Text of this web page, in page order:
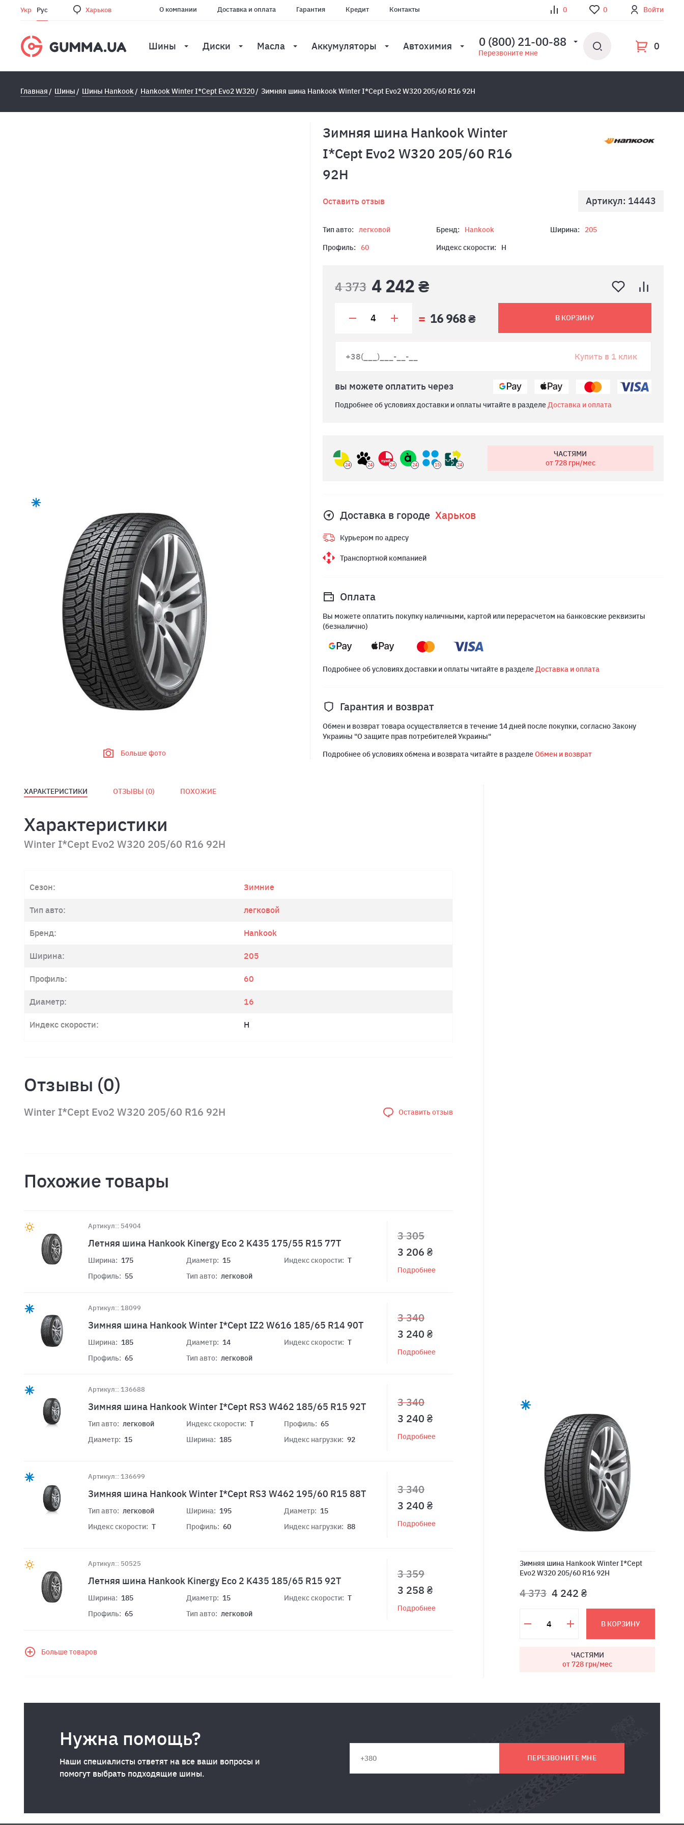
Укр Рус Харьков О компании Доставка и оплата Гарантия Кредит Контакты 0 0 Войти
Шины Диски Масла Аккумуляторы Автохимия 0 (800) 21-00-88
Перезвоните мне
0
Главная Шины Шины Hankook Hankook Winter I*Cept Evo2 W320 Зимняя шина Hankook Winter I*Cept Evo2 W320 205/60 R16 92H
Больше фото
Зимняя шина Hankook Winter
I*Cept Evo2 W320 205/60 R16
92H
Оставить отзыв Артикул: 14443
Тип авто: легковой Бренд: Hankook Ширина:
205
Профиль:
60 Индекс скорости: H
4 373 4 242 ₴
16 968 ₴ В КОРЗИНУ
Купить в 1 клик
вы можете оплатить через
Подробнее об условиях доставки и оплаты читайте в разделеДоставка и оплата
24 24 24 24 15 24
ЧАСТЯМИ
от 728грн/мес
Доставка в городе Харьков
Курьером по адресу
Транспортной компанией
Оплата
Вы можете оплатить покупку наличными, картой или перерасчетом на банковские реквизиты
(безналично)
Подробнее об условиях доставки и оплаты читайте в разделеДоставка и оплата
Гарантия и возврат
Обмен и возврат товара осуществляется в течение 14 дней после покупки, согласно Закону
Украины "О защите прав потребителей Украины"
Подробнее об условиях обмена и возврата читайте в разделеОбмен и возврат
ХАРАКТЕРИСТИКИ ОТЗЫВЫ (0) ПОХОЖИЕ
Характеристики
Winter I*Cept Evo2 W320 205/60 R16 92H
Сезон: Зимние
Тип авто: легковой
Бренд: Hankook
Ширина: 205
Профиль: 60
Диаметр: 16
Индекс скорости: H
Отзывы (0)
Winter I*Cept Evo2 W320 205/60 R16 92H Оставить отзыв
Похожие товары
Артикул:: 54904
Летняя шина Hankook Kinergy Eco 2 K435 175/55 R15 77T
Ширина: 175
Профиль: 55
Диаметр: 15
Тип авто: легковой
Индекс скорости: T
3 305
3 206 ₴
Подробнее
Артикул:: 18099
Зимняя шина Hankook Winter I*Cept IZ2 W616 185/65 R14 90T
Ширина: 185
Профиль: 65
Диаметр: 14
Тип авто: легковой
Индекс скорости: T
3 340
3 240 ₴
Подробнее
Артикул:: 136688
Зимняя шина Hankook Winter I*Cept RS3 W462 185/65 R15 92T
Тип авто: легковой
Диаметр: 15
Индекс скорости: T
Ширина: 185
Профиль: 65
Индекс нагрузки: 92
3 340
3 240 ₴
Подробнее
Артикул:: 136699
Зимняя шина Hankook Winter I*Cept RS3 W462 195/60 R15 88T
Тип авто: легковой
Индекс скорости: T
Ширина: 195
Профиль: 60
Диаметр: 15
Индекс нагрузки: 88
3 340
3 240 ₴
Подробнее
Артикул:: 50525
Летняя шина Hankook Kinergy Eco 2 K435 185/65 R15 92T
Ширина: 185
Профиль: 65
Диаметр: 15
Тип авто: легковой
Индекс скорости: T
3 359
3 258 ₴
Подробнее
Больше товаров
Зимняя шина Hankook Winter I*Cept
Evo2 W320 205/60 R16 92H
4 373 4 242 ₴
В КОРЗИНУ
ЧАСТЯМИ
от 728 грн/мес
Нужна помощь?
Наши специалисты ответят на все ваши вопросы и
помогут выбрать подходящие шины.
ПЕРЕЗВОНИТЕ МНЕ